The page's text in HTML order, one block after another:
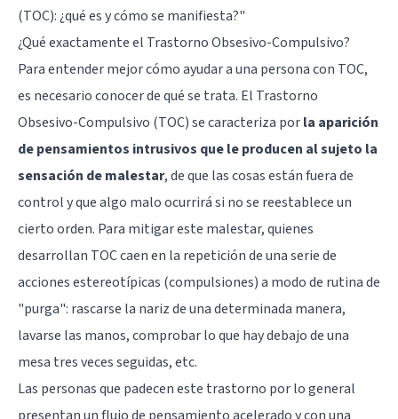
(TOC): ¿qué es y cómo se manifiesta?"
¿Qué exactamente el Trastorno Obsesivo-Compulsivo?
Para entender mejor cómo ayudar a una persona con TOC,
es necesario conocer de qué se trata. El Trastorno
Obsesivo-Compulsivo (TOC) se caracteriza porla aparición
de pensamientos intrusivos que le producen al sujeto la
sensación de malestar, de que las cosas están fuera de
control y que algo malo ocurrirá si no se reestablece un
cierto orden. Para mitigar este malestar, quienes
desarrollan TOC caen en la repetición de una serie de
acciones estereotípicas (compulsiones) a modo de rutina de
"purga": rascarse la nariz de una determinada manera,
lavarse las manos, comprobar lo que hay debajo de una
mesa tres veces seguidas, etc.
Las personas que padecen este trastorno por lo general